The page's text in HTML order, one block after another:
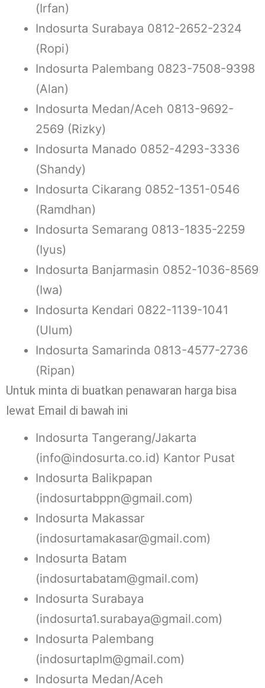
(Irfan)
Indosurta Surabaya 0812-2652-2324
(Ropi)
Indosurta Palembang 0823-7508-9398
(Alan)
Indosurta Medan/Aceh 0813-9692-
2569 (Rizky)
Indosurta Manado 0852-4293-3336
(Shandy)
Indosurta Cikarang 0852-1351-0546
(Ramdhan)
Indosurta Semarang 0813-1835-2259
(Iyus)
Indosurta Banjarmasin 0852-1036-8569
(Iwa)
Indosurta Kendari 0822-1139-1041
(Ulum)
Indosurta Samarinda 0813-4577-2736
(Ripan)
Untuk minta di buatkan penawaran harga bisa
lewat Email di bawah ini
Indosurta Tangerang/Jakarta
(info@indosurta.co.id) Kantor Pusat
Indosurta Balikpapan
(indosurtabppn@gmail.com)
Indosurta Makassar
(indosurtamakasar@gmail.com)
Indosurta Batam
(indosurtabatam@gmail.com)
Indosurta Surabaya
(indosurta1.surabaya@gmail.com)
Indosurta Palembang
(indosurtaplm@gmail.com)
Indosurta Medan/Aceh